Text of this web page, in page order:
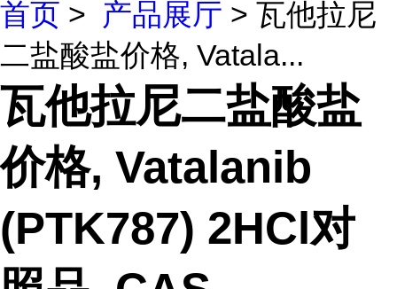
首页 > 产品展厅 > 瓦他拉尼
二盐酸盐价格, Vatala...
瓦他拉尼二盐酸盐
价格, Vatalanib
(PTK787) 2HCl对